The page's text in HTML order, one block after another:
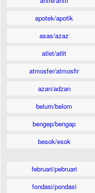
apotek/apotik
asas/azaz
atlet/atlit
atmosfer/atmosfir
azan/adzan
belum/belom
bengep/bengap
besok/esok
februari/pebruari
fondasi/pondasi